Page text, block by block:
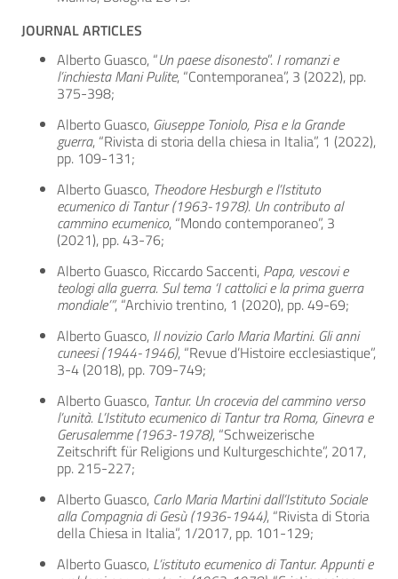
JOURNAL ARTICLES
Alberto Guasco, “Un paese disonesto”. I romanzi e
l’inchiesta Mani Pulite, “Contemporanea”, 3 (2022), pp.
375-398;
Alberto Guasco, Giuseppe Toniolo, Pisa e la Grande
guerra, “Rivista di storia della chiesa in Italia”, 1 (2022),
pp. 109-131;
Alberto Guasco, Theodore Hesburgh e l’Istituto
ecumenico di Tantur (1963-1978). Un contributo al
cammino ecumenico, “Mondo contemporaneo”, 3
(2021), pp. 43-76;
Alberto Guasco, Riccardo Saccenti, Papa, vescovi e
teologi alla guerra. Sul tema ‘I cattolici e la prima guerra
mondiale’”, “Archivio trentino, 1 (2020), pp. 49-69;
Alberto Guasco, Il novizio Carlo Maria Martini. Gli anni
cuneesi (1944-1946), “Revue d’Histoire ecclesiastique”,
3-4 (2018), pp. 709-749;
Alberto Guasco, Tantur. Un crocevia del cammino verso
l’unità. L’Istituto ecumenico di Tantur tra Roma, Ginevra e
Gerusalemme (1963-1978), “Schweizerische
Zeitschrift für Religions und Kulturgeschichte”, 2017,
pp. 215-227;
Alberto Guasco, Carlo Maria Martini dall’Istituto Sociale
alla Compagnia di Gesù (1936-1944), “Rivista di Storia
della Chiesa in Italia”, 1/2017, pp. 101-129;
Alberto Guasco, L’istituto ecumenico di Tantur. Appunti e